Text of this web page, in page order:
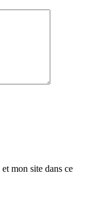
mon site dans ce